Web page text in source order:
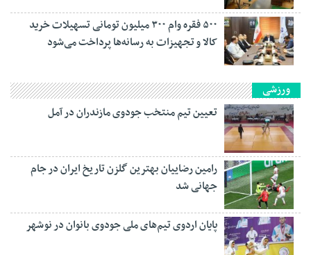
۵۰۰ فقره وام ۳۰۰ میلیون تومانی تسهیلات خرید
کالا و تجهیزات به رسانه‌ها پرداخت می‌شود
ورزشی
تعیین تیم منتخب جودوی مازندران در آمل
رامین رضاییان بهترین گلزن تاریخ ایران در جام
جهانی شد
پایان اردوی تیم‌های ملی جودوی بانوان در نوشهر